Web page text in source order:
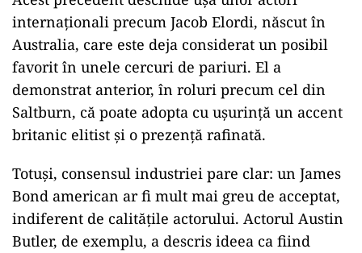
internaționali precum Jacob Elordi, născut în
Australia, care este deja considerat un posibil
favorit în unele cercuri de pariuri. El a
demonstrat anterior, în roluri precum cel din
Saltburn, că poate adopta cu ușurință un accent
britanic elitist și o prezență rafinată.
Totuși, consensul industriei pare clar: un James
Bond american ar fi mult mai greu de acceptat,
indiferent de calitățile actorului. Actorul Austin
Butler, de exemplu, a descris ideea ca fiind